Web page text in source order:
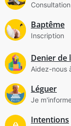
Baptême
Inscription
Denier de
Aidez-nous
Léguer
Je
Intentions